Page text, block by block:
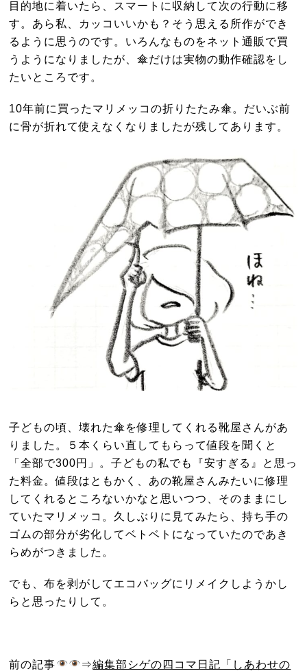
目的地に着いたら、スマートに収納して次の行動に移
す。あら私、カッコいいかも？そう思える所作ができ
るように思うのです。いろんなものをネット通販で買
うようになりましたが、傘だけは実物の動作確認をし
たいところです。
10年前に買ったマリメッコの折りたたみ傘。だいぶ前
に骨が折れて使えなくなりましたが残してあります。
子どもの頃、壊れた傘を修理してくれる靴屋さんがあ
りました。５本くらい直してもらって値段を聞くと
「全部で300円」。子どもの私でも『安すぎる』と思っ
た料金。値段はともかく、あの靴屋さんみたいに修理
してくれるところないかなと思いつつ、そのままにし
ていたマリメッコ。久しぶりに見てみたら、持ち手の
ゴムの部分が劣化してベトベトになっていたのであき
らめがつきました。
でも、布を剥がしてエコバッグにリメイクしようかし
らと思ったりして。
前の記事 ⇒編集部シゲの四コマ日記「しあわせの